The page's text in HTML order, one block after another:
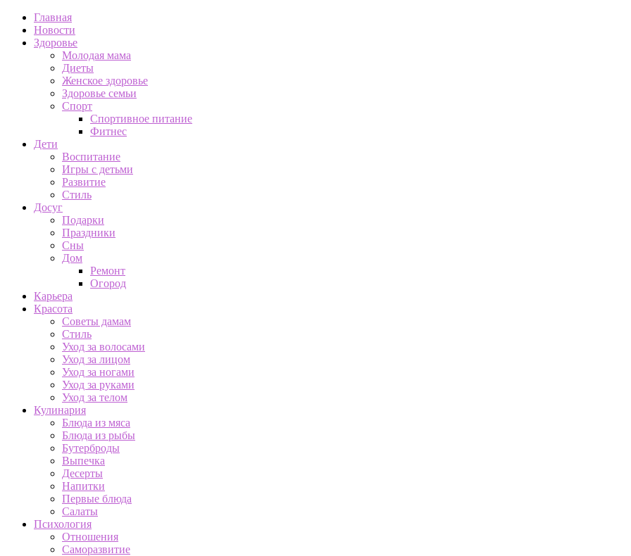
Главная
Новости
Здоровье
Молодая мама
Диеты
Женское здоровье
Здоровье семьи
Спорт
Спортивное питание
Фитнес
Дети
Воспитание
Игры с детьми
Развитие
Стиль
Досуг
Подарки
Праздники
Сны
Дом
Ремонт
Огород
Карьера
Красота
Советы дамам
Стиль
Уход за волосами
Уход за лицом
Уход за ногами
Уход за руками
Уход за телом
Кулинария
Блюда из мяса
Блюда из рыбы
Бутерброды
Выпечка
Десерты
Напитки
Первые блюда
Салаты
Психология
Отношения
Саморазвитие